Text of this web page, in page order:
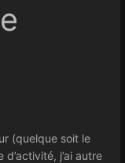
(quelque soit le
j’ai autre